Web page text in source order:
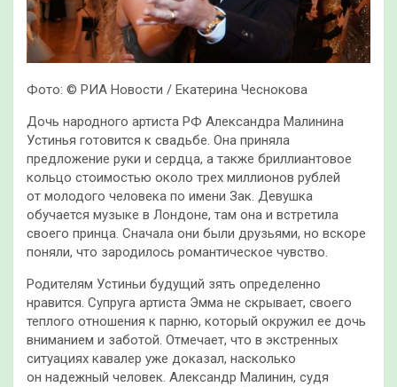
Фото: © РИА Новости / Екатерина Чеснокова
Дочь народного артиста РФ Александра Малинина
Устинья готовится к свадьбе. Она приняла
предложение руки и сердца, а также бриллиантовое
кольцо стоимостью около трех миллионов рублей
от молодого человека по имени Зак. Девушка
обучается музыке в Лондоне, там она и встретила
своего принца. Сначала они были друзьями, но вскоре
поняли, что зародилось романтическое чувство.
Родителям Устиньи будущий зять определенно
нравится. Супруга артиста Эмма не скрывает, своего
теплого отношения к парню, который окружил ее дочь
вниманием и заботой. Отмечает, что в экстренных
ситуациях кавалер уже доказал, насколько
он надежный человек. Александр Малинин, судя